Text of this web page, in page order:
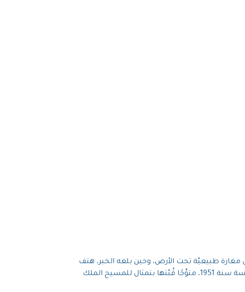
سنة 1950. في أثناء العمل، اكتشف العمّال مغارة طبيعيّة تحت الأرض، وحين بلغه الخبر، هتف
“. وجعل منها مزارًا لتكريم العذراء ملكة الكون. بنى الكنيسة سنة 1951، متوِّجًا قُبّتها بتمثال للمسيح الملك